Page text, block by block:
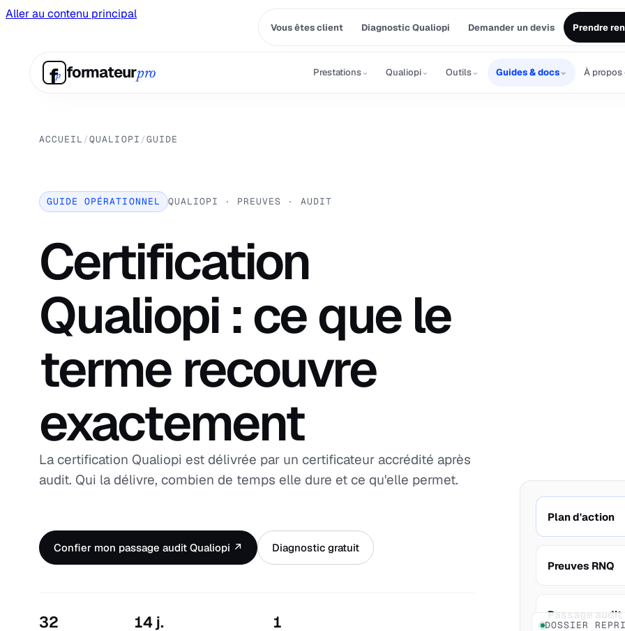
Aller au contenu principal
Vous êtes client Diagnostic Qualiopi Demander un devis Prendre
fp formateurpro Prestations⌄ Qualiopi⌄ Outils⌄ Guides & docs⌄ À propos
ACCUEIL /QUALIOPI /GUIDE
GUIDE OPÉRATIONNEL QUALIOPI · PREUVES · AUDIT
Certification
Qualiopi : ce que le
terme recouvre
exactement
La certification Qualiopi est délivrée par un certificateur accrédité après
audit. Qui la délivre, combien de temps elle dure et ce qu'elle permet.
Confier mon passage audit Qualiopi ↗ Diagnostic gratuit
32 14 j. 1
Plan d'action
Preuves RNQ
Passage audit
DOSSIER